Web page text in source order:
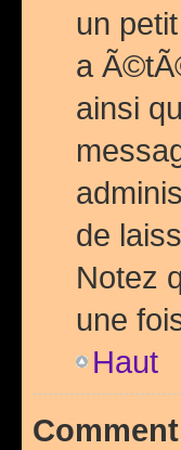
un
a
ainsi
de
Notez
une
Haut